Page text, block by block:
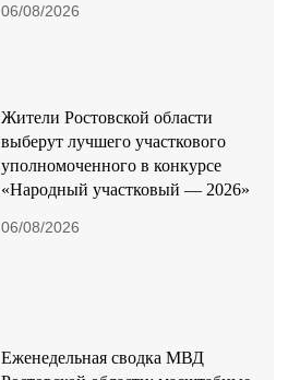
06/08/2026
Жители Ростовской области
выберут лучшего участкового
уполномоченного в конкурсе
«Народный участковый — 2026»
06/08/2026
Еженедельная сводка МВД